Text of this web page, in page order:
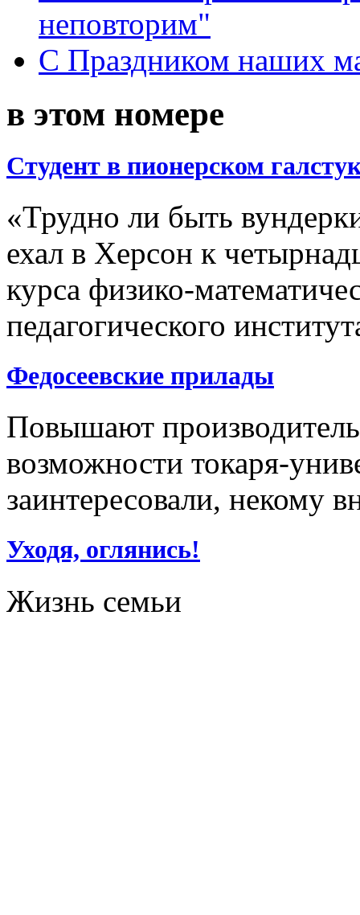
неповторим"
С Праздником наших
в этом номере
Студент в пионерском
«Трудно ли быть
ехал в Херсон к
курса физико-
педагогического
Федосеевские прилады
Повышают
возможности токаря-
заинтересовали, некому
Уходя, оглянись!
Жизнь семьи